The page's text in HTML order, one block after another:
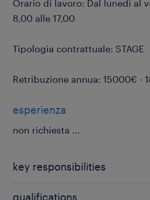
Orario di lavoro: Dal lunedì al
8,00 alle 17,00
Tipologia contrattuale: STAGE
Retribuzione annua: 15000€ -
esperienza
non richiesta ...
key responsibilities
qualifications